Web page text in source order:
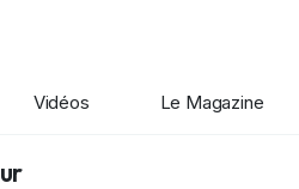
Vidéos Le Magazine